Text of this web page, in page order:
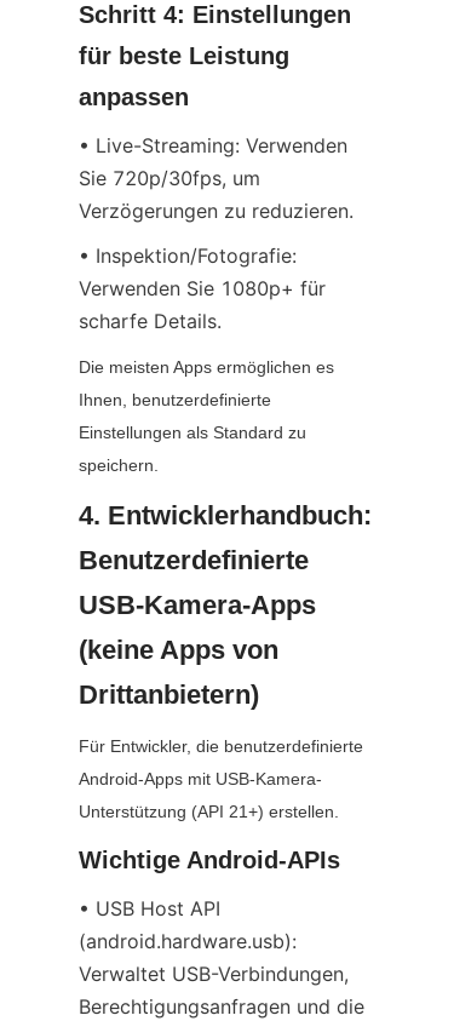
Schritt 4: Einstellungen
für beste Leistung
anpassen
• Live-Streaming: Verwenden
Sie 720p/30fps, um
Verzögerungen zu reduzieren.
• Inspektion/Fotografie:
Verwenden Sie 1080p+ für
scharfe Details.
Die meisten Apps ermöglichen es
Ihnen, benutzerdefinierte
Einstellungen als Standard zu
speichern.
4. Entwicklerhandbuch:
Benutzerdefinierte
USB-Kamera-Apps
(keine Apps von
Drittanbietern)
Für Entwickler, die benutzerdefinierte
Android-Apps mit USB-Kamera-
Unterstützung (API 21+) erstellen.
Wichtige Android-APIs
• USB Host API
(android.hardware.usb):
Verwaltet USB-Verbindungen,
Berechtigungsanfragen und die